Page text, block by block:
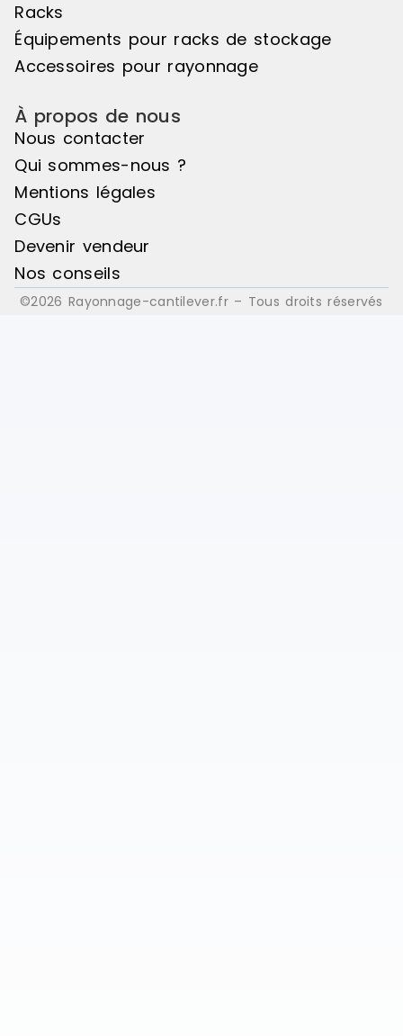
Racks
Équipements pour racks de stockage
Accessoires pour rayonnage
À propos de nous
Nous contacter
Qui sommes-nous ?
Mentions légales
CGUs
Devenir vendeur
Nos conseils
©2026 Rayonnage-cantilever.fr – Tous droits réservés